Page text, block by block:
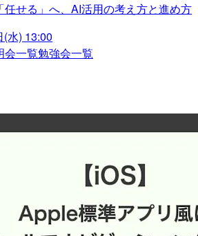
任せる」へ、AI活用の考え方と進め方
水) 13:00
会一覧勉強会一覧